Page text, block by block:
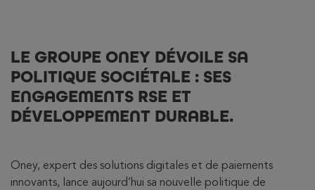
LE GROUPE ONEY DÉVOILE SA
POLITIQUE SOCIÉTALE : SES
ENGAGEMENTS RSE ET
DÉVELOPPEMENT DURABLE.
Oney, expert des solutions digitales et de paiements
innovants, lance aujourd’hui sa nouvelle politique de